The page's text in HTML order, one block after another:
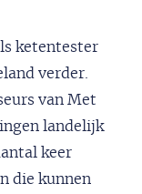
ketentester
verder.
van Met
landelijk
keer
die kunnen